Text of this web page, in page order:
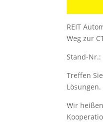
REIT
Weg zur
Stand-Nr.:
Treffen
Lösungen.
Wir